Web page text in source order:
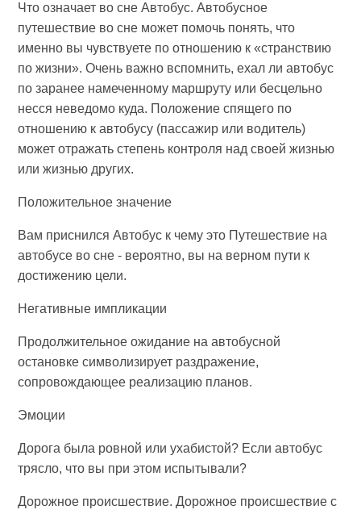
Что означает во сне Автобус. Автобусное
путешествие во сне может помочь понять, что
именно вы чувствуете по отношению к «странствию
по жизни». Очень важно вспомнить, ехал ли автобус
по заранее намеченному маршруту или бесцельно
несся неведомо куда. Положение спящего по
отношению к автобусу (пассажир или водитель)
может отражать степень контроля над своей жизнью
или жизнью других.
Положительное значение
Вам приснился Автобус к чему это Путешествие на
автобусе во сне - вероятно, вы на верном пути к
достижению цели.
Негативные импликации
Продолжительное ожидание на автобусной
остановке символизирует раздражение,
сопровождающее реализацию планов.
Эмоции
Дорога была ровной или ухабистой? Если автобус
трясло, что вы при этом испытывали?
Дорожное происшествие. Дорожное происшествие с